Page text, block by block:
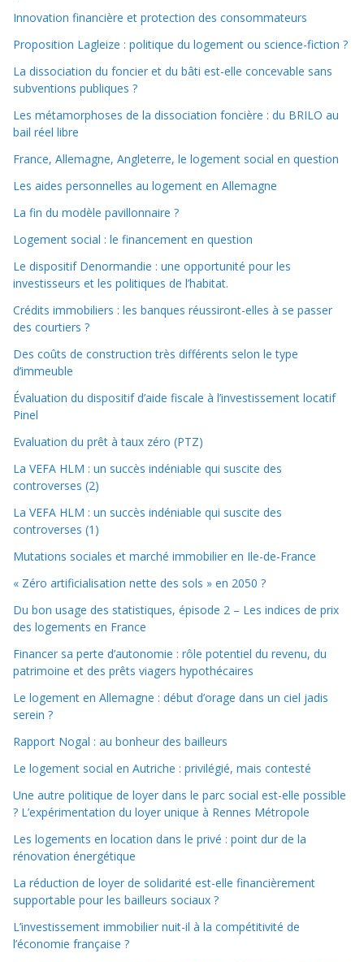
Innovation financière et protection des consommateurs
Proposition Lagleize : politique du logement ou science-fiction ?
La dissociation du foncier et du bâti est-elle concevable sans
subventions publiques ?
Les métamorphoses de la dissociation foncière : du BRILO au
bail réel libre
France, Allemagne, Angleterre, le logement social en question
Les aides personnelles au logement en Allemagne
La fin du modèle pavillonnaire ?
Logement social : le financement en question
Le dispositif Denormandie : une opportunité pour les
investisseurs et les politiques de l’habitat.
Crédits immobiliers : les banques réussiront-elles à se passer
des courtiers ?
Des coûts de construction très différents selon le type
d’immeuble
Évaluation du dispositif d’aide fiscale à l’investissement locatif
Pinel
Evaluation du prêt à taux zéro (PTZ)
La VEFA HLM : un succès indéniable qui suscite des
controverses (2)
La VEFA HLM : un succès indéniable qui suscite des
controverses (1)
Mutations sociales et marché immobilier en Ile-de-France
« Zéro artificialisation nette des sols » en 2050 ?
Du bon usage des statistiques, épisode 2 – Les indices de prix
des logements en France
Financer sa perte d’autonomie : rôle potentiel du revenu, du
patrimoine et des prêts viagers hypothécaires
Le logement en Allemagne : début d’orage dans un ciel jadis
serein ?
Rapport Nogal : au bonheur des bailleurs
Le logement social en Autriche : privilégié, mais contesté
Une autre politique de loyer dans le parc social est-elle possible
? L’expérimentation du loyer unique à Rennes Métropole
Les logements en location dans le privé : point dur de la
rénovation énergétique
La réduction de loyer de solidarité est-elle financièrement
supportable pour les bailleurs sociaux ?
L’investissement immobilier nuit-il à la compétitivité de
l’économie française ?